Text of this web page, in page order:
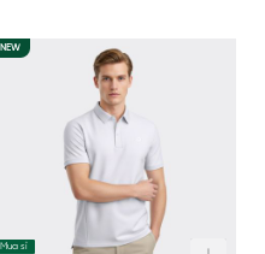
NEW
Mua sỉ